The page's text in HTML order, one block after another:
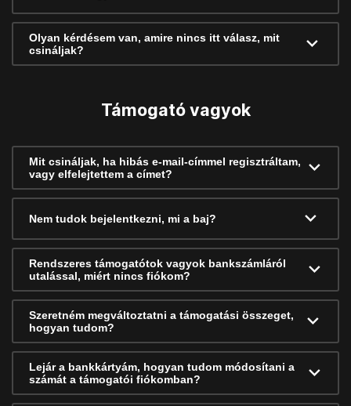
Olyan kérdésem van, amire nincs itt válasz, mit
csináljak?
Támogató vagyok
Mit csináljak, ha hibás e-mail-címmel regisztráltam,
vagy elfelejtettem a címet?
Nem tudok bejelentkezni, mi a baj?
Rendszeres támogatótok vagyok bankszámláról
utalással, miért nincs fiókom?
Szeretném megváltoztatni a támogatási összeget,
hogyan tudom?
Lejár a bankkártyám, hogyan tudom módosítani a
számát a támogatói fiókomban?